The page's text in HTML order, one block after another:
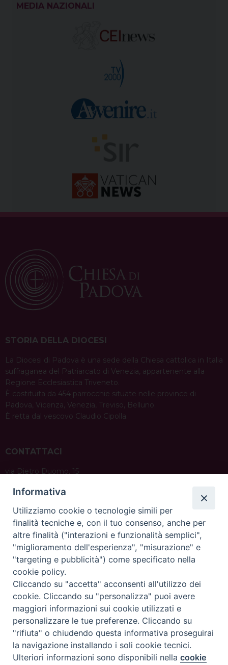
MEDIA NAZIONALI
STORIA DELLA DIOCESI
La Diocesi di Padova è una sede della Chiesa cattolica in Italia
suffraganea del Patriarcato di Venezia, appartenente alla
Regione Ecclesiastica Triveneto.
È costituita da 454 parrocchie situate nelle province di
Padova, Vicenza, Venezia, Treviso, Belluno.
È retta dal vescovo Claudio Cipolla.
CONTATTACI
via Dietro Duomo, 15
Tel. 049 8226111
ORARI UFFICI
Dal lunedì al venerdì dalle 09:00 alle 12:30.
Pomeriggio solo su appuntamento.
SCRIVICI
Informativa
Utilizziamo cookie o tecnologie simili per
finalità tecniche e, con il tuo consenso, anche per
altre finalità ("interazioni e funzionalità semplici",
"miglioramento dell'esperienza", "misurazione" e
"targeting e pubblicità") come specificato nella
cookie policy.
Cliccando su "accetta" acconsenti all'utilizzo dei
cookie. Cliccando su "personalizza" puoi avere
maggiori informazioni sui cookie utilizzati e
personalizzare le tue preferenze. Cliccando su
"rifiuta" o chiudendo questa informativa proseguirai
la navigazione installando i soli cookie tecnici.
Ulteriori informazioni sono disponibili nellacookie